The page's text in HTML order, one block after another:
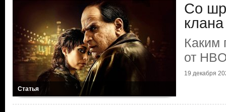
Статья
Со
клана
Каким
от
19 декабря